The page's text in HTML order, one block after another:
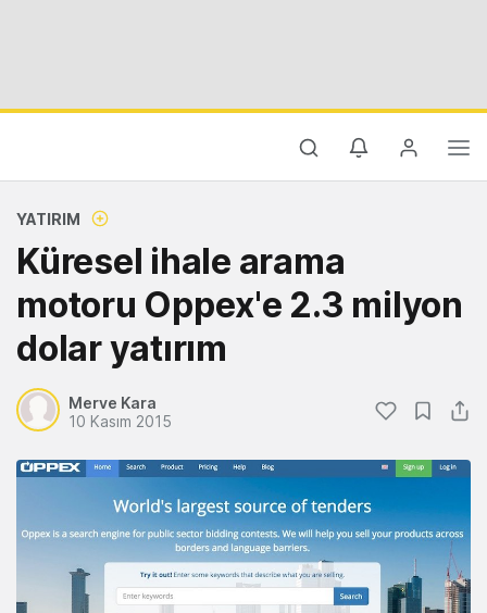
YATIRIM
Küresel ihale arama
motoru Oppex'e 2.3 milyon
dolar yatırım
Merve Kara
10 Kasım 2015